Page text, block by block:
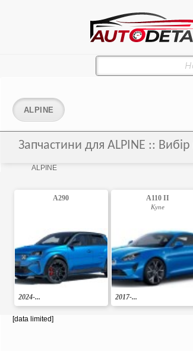
ALPINE
Запчастини для ALPINE ::
ALPINE
A290
2024-...
A110 II
Купе
2017-...
[data limited]